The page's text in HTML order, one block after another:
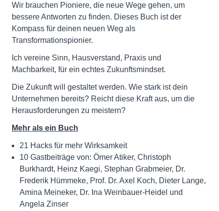
Wir brauchen Pioniere, die neue Wege gehen, um
bessere Antworten zu finden. Dieses Buch ist der
Kompass für deinen neuen Weg als
Transformationspionier.
Ich vereine Sinn, Hausverstand, Praxis und
Machbarkeit, für ein echtes Zukunftsmindset.
Die Zukunft will gestaltet werden. Wie stark ist dein
Unternehmen bereits? Reicht diese Kraft aus, um die
Herausforderungen zu meistern?
Mehr als ein Buch
21 Hacks für mehr Wirksamkeit
10 Gastbeiträge von: Ömer Atiker, Christoph
Burkhardt, Heinz Kaegi, Stephan Grabmeier, Dr.
Frederik Hümmeke, Prof. Dr. Axel Koch, Dieter Lange,
Amina Meineker, Dr. Ina Weinbauer-Heidel und
Angela Zinser